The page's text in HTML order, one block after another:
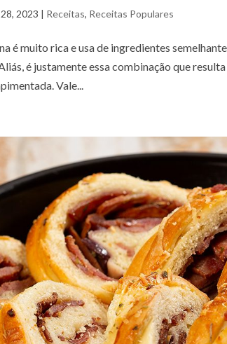
2023 | Receitas, Receitas Populares
é muito rica e usa de ingredientes
é justamente essa combinação que
Vale...